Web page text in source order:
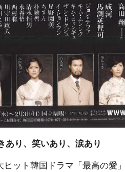
あり、笑いあり、涙あり
ット韓国ドラマ「最高の愛